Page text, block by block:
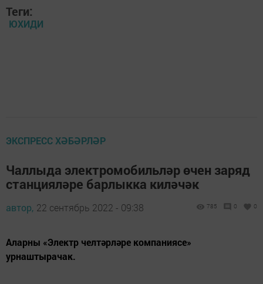
Теги:
ЮХИДИ
ЭКСПРЕСС ХӘБӘРЛӘР
Чаллыда электромобильләр өчен заряд
станцияләре барлыкка киләчәк
автор, 22 сентябрь 2022 - 09:38 785 0 0
Аларны «Электр челтәрләре компаниясе»
урнаштырачак.